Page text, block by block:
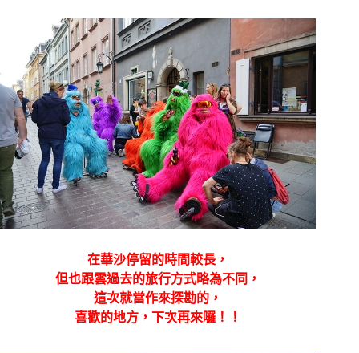
在華沙停留的時間較長，
但也跟雲過去的旅行方式略為不同，
這次就當作來探勘的，
喜歡的地方，下次再來囉！！